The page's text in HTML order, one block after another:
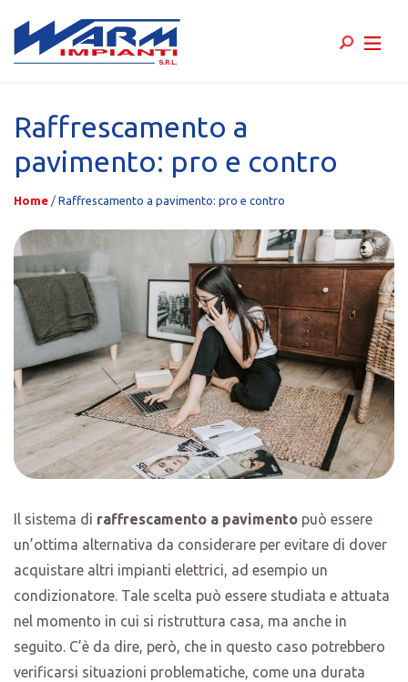
content
Raffrescamento a
pavimento: pro e contro
Home / Raffrescamento a pavimento: pro e contro
Il sistema di raffrescamento a pavimento può essere
un’ottima alternativa da considerare per evitare di dover
acquistare altri impianti elettrici, ad esempio un
condizionatore. Tale scelta può essere studiata e attuata
nel momento in cui si ristruttura casa, ma anche in
seguito. C’è da dire, però, che in questo caso potrebbero
verificarsi situazioni problematiche, come una durata